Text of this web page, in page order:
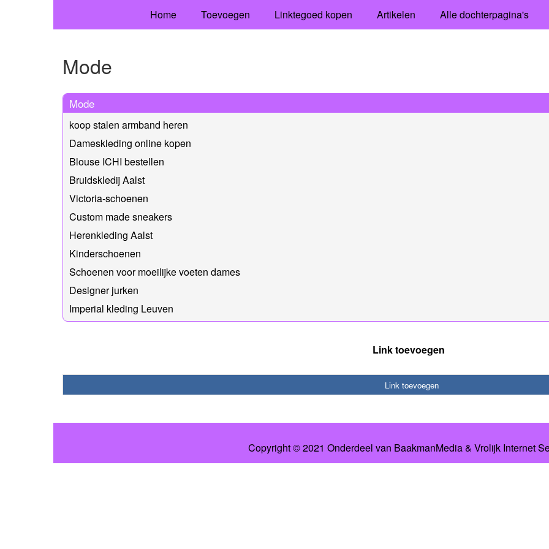
Home Toevoegen Linktegoed kopen Artikelen Alle dochterpagina's
Mode
Mode
koop stalen armband heren
Dameskleding online kopen
Blouse ICHI bestellen
Bruidskledij Aalst
Victoria-schoenen
Custom made sneakers
Herenkleding Aalst
Kinderschoenen
Schoenen voor moeilijke voeten dames
Designer jurken
Imperial kleding Leuven
Link toevoegen
Link toevoegen
Copyright © 2021 Onderdeel van BaakmanMedia& Vrolijk Internet